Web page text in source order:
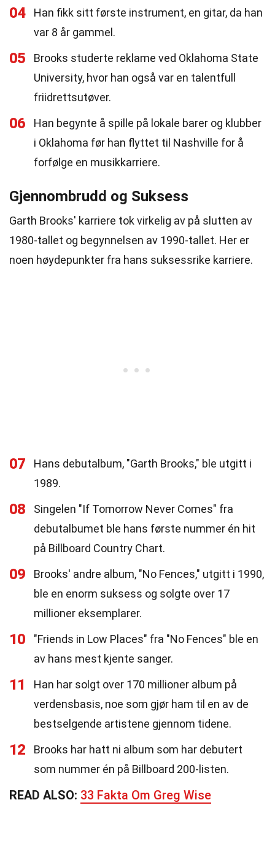
04
Han fikk sitt første instrument, en gitar, da han
var 8 år gammel.
05
Brooks studerte reklame ved Oklahoma State
University, hvor han også var en talentfull
friidrettsutøver.
06
Han begynte å spille på lokale barer og klubber
i Oklahoma før han flyttet til Nashville for å
forfølge en musikkarriere.
Gjennombrudd og Suksess
Garth Brooks' karriere tok virkelig av på slutten av
1980-tallet og begynnelsen av 1990-tallet. Her er
noen høydepunkter fra hans suksessrike karriere.
07
Hans debutalbum, "Garth Brooks," ble utgitt i
1989.
08
Singelen "If Tomorrow Never Comes" fra
debutalbumet ble hans første nummer én hit
på Billboard Country Chart.
09
Brooks' andre album, "No Fences," utgitt i 1990,
ble en enorm suksess og solgte over 17
millioner eksemplarer.
10
"Friends in Low Places" fra "No Fences" ble en
av hans mest kjente sanger.
11
Han har solgt over 170 millioner album på
verdensbasis, noe som gjør ham til en av de
bestselgende artistene gjennom tidene.
12
Brooks har hatt ni album som har debutert
som nummer én på Billboard 200-listen.
READ ALSO: 33 Fakta Om Greg Wise